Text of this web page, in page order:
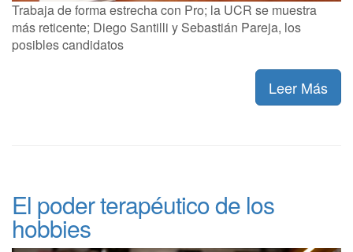
Trabaja de forma estrecha con Pro; la UCR se muestra
más reticente; Diego Santilli y Sebastián Pareja, los
posibles candidatos
Leer Más
El poder terapéutico de los
hobbies